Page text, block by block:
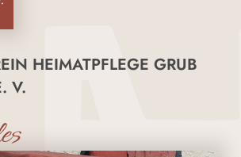
HEIMATPFLEGE GRUB
V.